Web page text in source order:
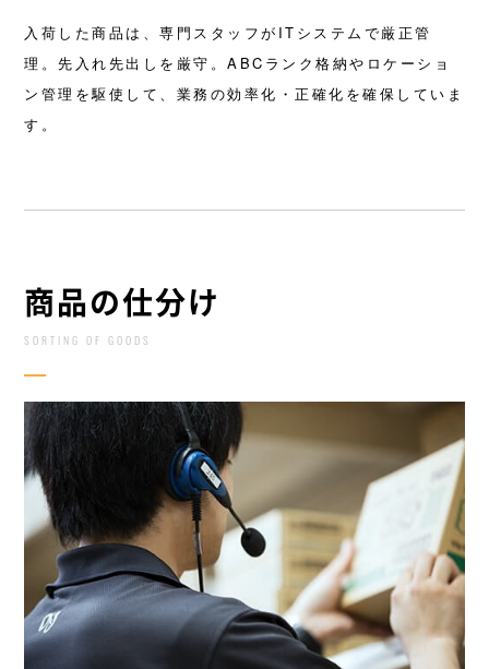
入荷した商品は、専門スタッフがITシステムで厳正管
理。先入れ先出しを厳守。ABCランク格納やロケーショ
ン管理を駆使して、業務の効率化・正確化を確保していま
す。
商品の仕分け
SORTING OF GOODS